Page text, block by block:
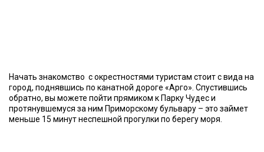
Начать знакомство с окрестностями туристам стоит с вида на
город, поднявшись по канатной дороге «Арго». Спустившись
обратно, вы можете пойти прямиком к Парку Чудес и
протянувшемуся за ним Приморскому бульвару – это займет
меньше 15 минут неспешной прогулки по берегу моря.